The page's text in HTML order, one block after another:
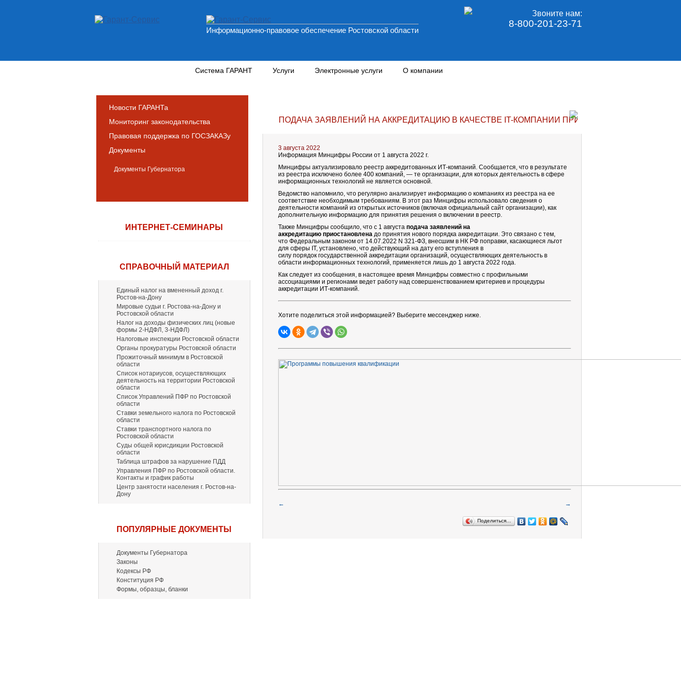
Информационно-правовое обеспечение Ростовской области
Звоните нам:
8-800-201-23-71
Система ГАРАНТ Услуги Электронные услуги О компании
Новости ГАРАНТа
Мониторинг законодательства
Правовая поддержка по ГОСЗАКАЗу
Документы
Документы Губернатора
ИНТЕРНЕТ-СЕМИНАРЫ
СПРАВОЧНЫЙ МАТЕРИАЛ
Единый налог на вмененный доход г.
Ростов-на-Дону
Мировые судьи г. Ростова-на-Дону и
Ростовской области
Налог на доходы физических лиц (новые
формы 2-НДФЛ, 3-НДФЛ)
Налоговые инспекции Ростовской области
Органы прокуратуры Ростовской области
Прожиточный минимум в Ростовской
области
Список нотариусов, осуществляющих
деятельность на территории Ростовской
области
Список Управлений ПФР по Ростовской
области
Ставки земельного налога по Ростовской
области
Ставки транспортного налога по
Ростовской области
Суды общей юрисдикции Ростовской
области
Таблица штрафов за нарушение ПДД
Управления ПФР по Ростовской области.
Контакты и график работы
Центр занятости населения г. Ростов-на-
Дону
ПОПУЛЯРНЫЕ ДОКУМЕНТЫ
Документы Губернатора
Законы
Кодексы РФ
Конституция РФ
Формы, образцы, бланки
ПОДАЧА ЗАЯВЛЕНИЙ НА АККРЕДИТАЦИЮ В КАЧЕСТВЕ IT-КОМПАНИИ ПРИОСТАНОВЛЕНА ДО
3 августа 2022
Информация Минцифры России от 1 августа 2022 г.
Минцифры актуализировало реестр аккредитованных ИТ-компаний. Сообщается, что в результате
из реестра исключено более 400 компаний, — те организации, для которых деятельность в сфере
информационных технологий не является основной.
Ведомство напомнило, что регулярно анализирует информацию о компаниях из реестра на ее
соответствие необходимым требованиям. В этот раз Минцифры использовало сведения о
деятельности компаний из открытых источников (включая официальный сайт организации), как
дополнительную информацию для принятия решения о включении в реестр.
Также Минцифры сообщило, что с 1 августа подача заявлений на
аккредитацию приостановлена до принятия нового порядка аккредитации. Это связано с тем,
что Федеральным законом от 14.07.2022 N 321-ФЗ, внесшим в НК РФ поправки, касающиеся льгот
для сферы IT, установлено, что действующий на дату его вступления в
силу порядок государственной аккредитации организаций, осуществляющих деятельность в
области информационных технологий, применяется лишь до 1 августа 2022 года.
Как следует из сообщения, в настоящее время Минцифры совместно с профильными
ассоциациями и регионами ведет работу над совершенствованием критериев и процедуры
аккредитации ИТ-компаний.
Хотите поделиться этой информацией? Выберите мессенджер ниже.
← →
Поделиться…